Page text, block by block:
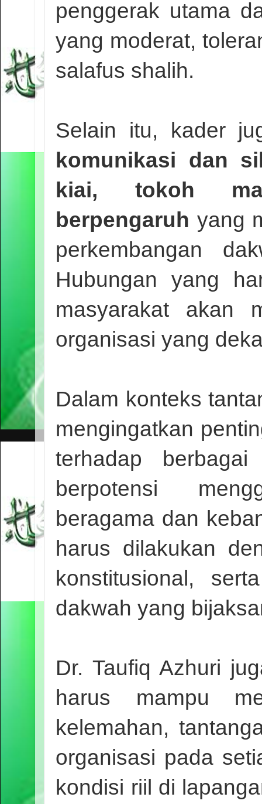
penggerak utama
yang moderat,
salafus shalih.
Selain itu, kader
komunikasi dan
kiai, tokoh
berpengaruh yang
perkembangan
Hubungan yang
masyarakat akan
organisasi yang
Dalam konteks
mengingatkan
terhadap
berpotensi
beragama dan
harus dilakukan
konstitusional,
dakwah yang
Dr. Taufiq Azhuri
harus mampu
kelemahan,
organisasi pada
kondisi riil di